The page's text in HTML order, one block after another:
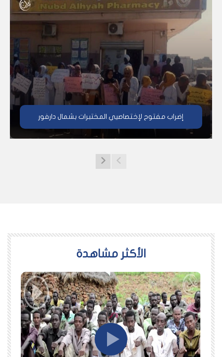
إضراب مفتوح لإختصاصيي المختبرات بشمال دارفور
اﻷكثر مشاهدة